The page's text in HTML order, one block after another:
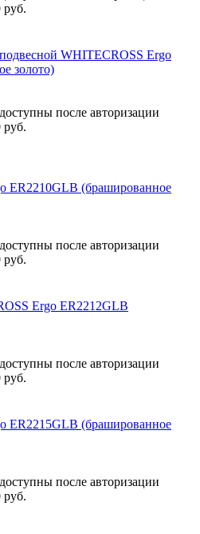
руб.
WHITECROSS Ergo
золото)
после авторизации
руб.
ER2210GLB (брашированное
после авторизации
руб.
Ergo ER2212GLB
после авторизации
руб.
ER2215GLB (брашированное
после авторизации
руб.